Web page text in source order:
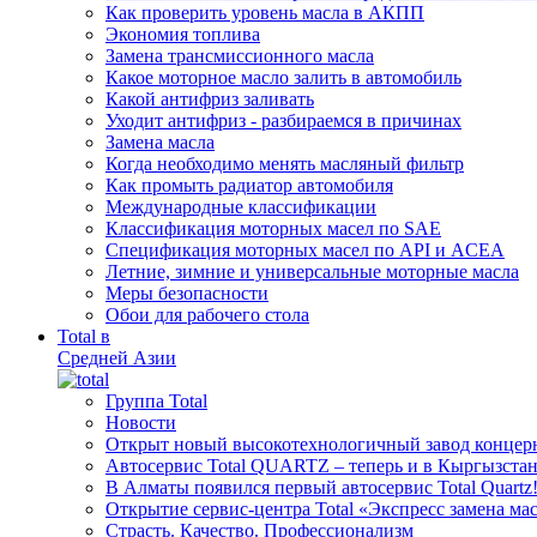
Как проверить уровень масла в АКПП
Экономия топлива
Замена трансмиссионного масла
Какое моторное масло залить в автомобиль
Какой антифриз заливать
Уходит антифриз - разбираемся в причинах
Замена масла
Когда необходимо менять масляный фильтр
Как промыть радиатор автомобиля
Международные классификации
Классификация моторных масел по SAE
Спецификация моторных масел по API и ACEA
Летние, зимние и универсальные моторные масла
Меры безопасности
Обои для рабочего стола
Total в
Средней Азии
Группа Total
Новости
Открыт новый высокотехнологичный завод
Автосервис Total QUARTZ – теперь и в
В Алматы появился первый автосервис Total Quartz!
Открытие сервис-центра Total «Экспресс замена
Cтрасть. Качество. Профессионализм